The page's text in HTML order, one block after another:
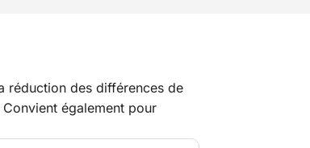
réduction des différences de
également pour